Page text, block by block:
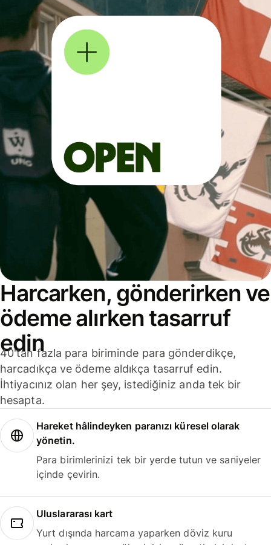
Harcarken, gönderirken ve
ödeme alırken tasarruf
edin
40'tan fazla para biriminde para gönderdikçe,
harcadıkça ve ödeme aldıkça tasarruf edin.
İhtiyacınız olan her şey, istediğiniz anda tek bir
hesapta.
Hareket hâlindeyken paranızı küresel olarak
yönetin.
Para birimlerinizi tek bir yerde tutun ve saniyeler
içinde çevirin.
Uluslararası kart
Yurt dışında harcama yaparken döviz kuru